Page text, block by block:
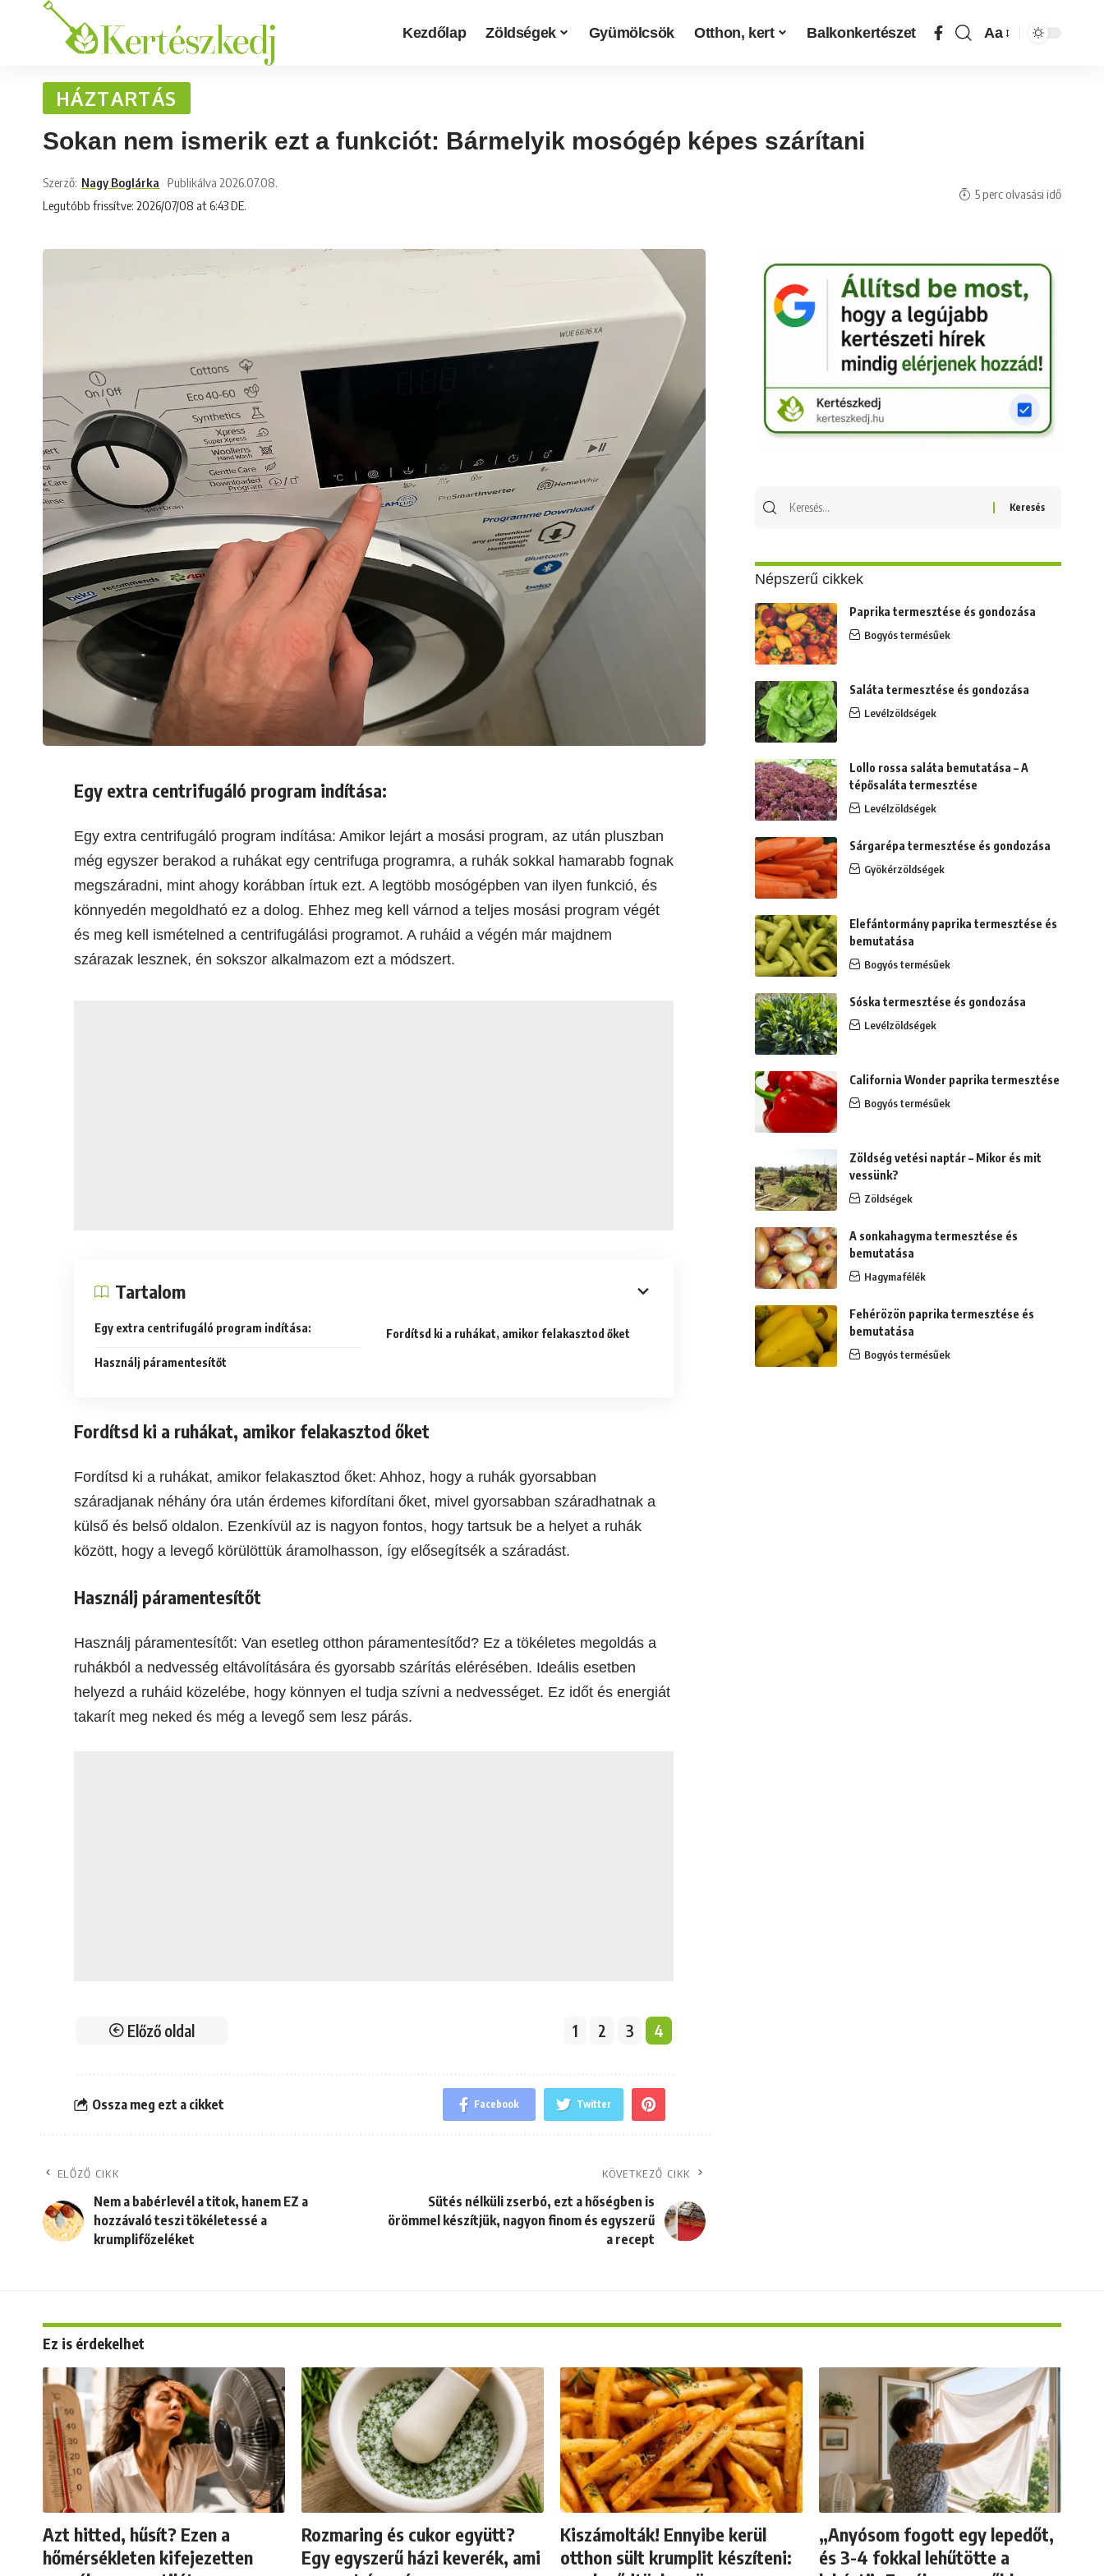
Kezdőlap Zöldségek Gyümölcsök Otthon, kert Balkonkertészet Aa
HÁZTARTÁS
Sokan nem ismerik ezt a funkciót: Bármelyik mosógép képes szárítani
Legutóbb frissítve: 2026/07/08 at 6:43 DE.
Szerző: Nagy Boglárka Publikálva 2026.07.08.
5 perc olvasási idő
Egy extra centrifugáló program indítása:
Egy extra centrifugáló program indítása: Amikor lejárt a mosási program, az után pluszban
még egyszer berakod a ruhákat egy centrifuga programra, a ruhák sokkal hamarabb fognak
megszáradni, mint ahogy korábban írtuk ezt. A legtöbb mosógépben van ilyen funkció, és
könnyedén megoldható ez a dolog. Ehhez meg kell várnod a teljes mosási program végét
és meg kell ismételned a centrifugálási programot. A ruháid a végén már majdnem
szárazak lesznek, én sokszor alkalmazom ezt a módszert.
Tartalom
Egy extra centrifugáló program indítása: Fordítsd ki a ruhákat, amikor felakasztod őket
Használj páramentesítőt
Fordítsd ki a ruhákat, amikor felakasztod őket
Fordítsd ki a ruhákat, amikor felakasztod őket: Ahhoz, hogy a ruhák gyorsabban
száradjanak néhány óra után érdemes kifordítani őket, mivel gyorsabban száradhatnak a
külső és belső oldalon. Ezenkívül az is nagyon fontos, hogy tartsuk be a helyet a ruhák
között, hogy a levegő körülöttük áramolhasson, így elősegítsék a száradást.
Használj páramentesítőt
Használj páramentesítőt: Van esetleg otthon páramentesítőd? Ez a tökéletes megoldás a
ruhákból a nedvesség eltávolítására és gyorsabb szárítás elérésében. Ideális esetben
helyezd a ruháid közelébe, hogy könnyen el tudja szívni a nedvességet. Ez időt és energiát
takarít meg neked és még a levegő sem lesz párás.
Előző oldal 1 2 3 4
Ossza meg ezt a cikket Facebook Twitter
ELŐZŐ CIKK
Nem a babérlevél a titok, hanem EZ a
hozzávaló teszi tökéletessé a
krumplifőzeléket
KÖVETKEZŐ CIKK
Sütés nélküli zserbó, ezt a hőségben is
örömmel készítjük, nagyon finom és egyszerű
a recept
Népszerű cikkek
Paprika termesztése és gondozása
Bogyós termésűek
Saláta termesztése és gondozása
Levélzöldségek
Lollo rossa saláta bemutatása – A
tépősaláta termesztése
Levélzöldségek
Sárgarépa termesztése és gondozása
Gyökérzöldségek
Elefántormány paprika termesztése és
bemutatása
Bogyós termésűek
Sóska termesztése és gondozása
Levélzöldségek
California Wonder paprika termesztése
Bogyós termésűek
Zöldség vetési naptár – Mikor és mit
vessünk?
Zöldségek
A sonkahagyma termesztése és
bemutatása
Hagymafélék
Fehérözön paprika termesztése és
bemutatása
Bogyós termésűek
Ez is érdekelhet
Azt hitted, hűsít? Ezen a
hőmérsékleten kifejezetten
Rozmaring és cukor együtt?
Egy egyszerű házi keverék, ami
Kiszámolták! Ennyibe kerül
otthon sült krumplit készíteni:
„Anyósom fogott egy lepedőt,
és 3-4 fokkal lehűtötte a